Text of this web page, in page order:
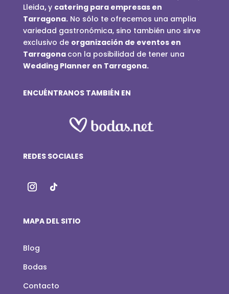
Lleida,y catering para empresas en
Tarragona.No sólo te ofrecemos una amplia
variedad gastronómica, sino también uno sirve
exclusivo de organización de eventos en
Tarragona con la posibilidad de tener una
Wedding Planner en Tarragona.
ENCUÉNTRANOS TAMBIÉN EN
REDES SOCIALES
MAPA DEL SITIO
Blog
Bodas
Contacto